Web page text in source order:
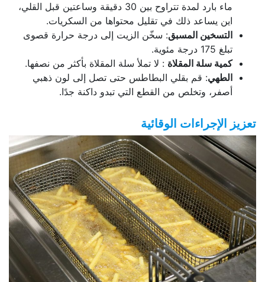
ماء بارد لمدة تتراوح بين 30 دقيقة وساعتين قبل القلي،
اين يساعد ذلك في تقليل محتواها من السكريات.
التسخين المسبق: سخّن الزيت إلى درجة حرارة قصوى
تبلغ 175 درجة مئوية.
كمية سلة المقلاة : لا تملأ سلة المقلاة بأكثر من نصفها.
الطهي: قم بقلي البطاطس حتى تصل إلى لون ذهبي
أصفر، وتخلص من القطع التي تبدو داكنة جدًا.
تعزيز الإجراءات الوقائية